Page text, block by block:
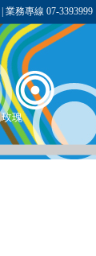
業務專線 07-3393999
瑰